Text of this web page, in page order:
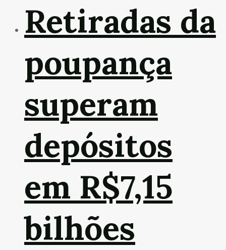
Retiradas da
poupança
superam
depósitos
em R$7,15
bilhões